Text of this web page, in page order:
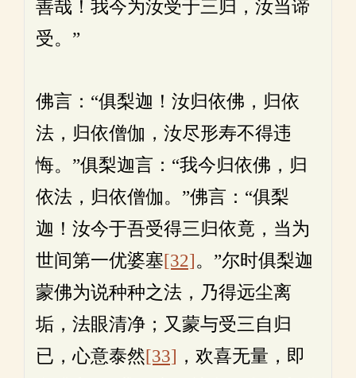
善哉！我今为汝受于三归，汝当谛
受。”
佛言：“俱梨迦！汝归依佛，归依
法，归依僧伽，汝尽形寿不得违
悔。”俱梨迦言：“我今归依佛，归
依法，归依僧伽。”佛言：“俱梨
迦！汝今于吾受得三归依竟，当为
世间第一优婆塞[32]。”尔时俱梨迦
蒙佛为说种种之法，乃得远尘离
垢，法眼清净；又蒙与受三自归
已，心意泰然[33] ，欢喜无量，即